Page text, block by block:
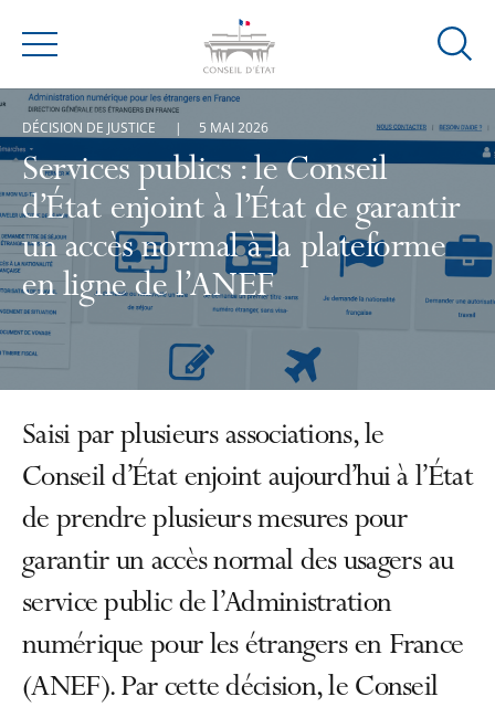
Menu
Ouvrir
de
Services publics : le Conseil
d’État enjoint à l’État de garantir
un accès normal à la plateforme
en ligne de l’ANEF
DÉCISION DE JUSTICE 5 MAI 2026
Saisi par plusieurs associations, le
Conseil d’État enjoint aujourd’hui à l’État
de prendre plusieurs mesures pour
garantir un accès normal des usagers au
service public de l’Administration
numérique pour les étrangers en France
(ANEF). Par cette décision, le Conseil